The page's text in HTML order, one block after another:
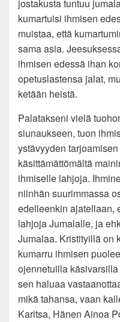
jostakusta tuntuu
kumartuisi ihmisen
muistaa, että
sama asia.
ihmisen edessä ihan
opetuslastensa jalat,
ketään heistä.
Palatakseni vielä
siunaukseen, tuon
ystävyyden
käsittämättömältä
ihmiselle lahjoja.
niinhän suurimmassa
edelleenkin ajatellaan,
lahjoja Jumalalle, ja
Jumalaa. Kristityillä on
kumarru ihmisen
ojennetuilla
sen haluaa
mikä tahansa, vaan
Karitsa, Hänen Ainoa